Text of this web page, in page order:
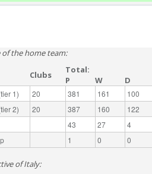
the home team:
Clubs
Total:
P
W D
1) 20 381 161 100
2) 20 387 160 122
43 27 4
1 0 0
of Italy: